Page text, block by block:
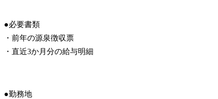
●必要書類
・前年の源泉徴収票
・直近3か月分の給与明細
●勤務地